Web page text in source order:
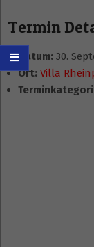
Termin
Datum: 30.
Ort: Villa